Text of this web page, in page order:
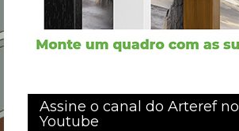
Assine o canal do Arteref no
Youtube